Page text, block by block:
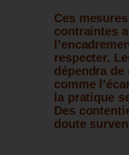
Ces
contraintes
respecter.
dépendra de
comme
la pratique
Des
doute